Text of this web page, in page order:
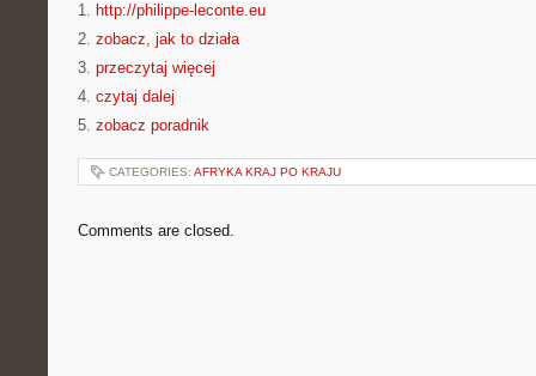
1. http://philippe-leconte.eu
2. zobacz, jak to działa
3. przeczytaj więcej
4. czytaj dalej
5. zobacz poradnik
CATEGORIES: AFRYKA KRAJ PO KRAJU
Comments are closed.